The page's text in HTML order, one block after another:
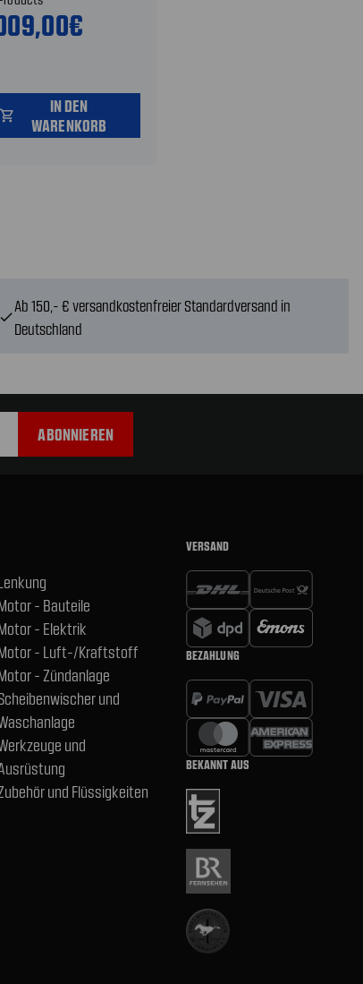
shopping_cart
IN DEN
WARENKORB
check
Ab 150,- € versandkostenfreier Standardversand in
Deutschland
- Bauteile
- Elektrik
- Luft-/Kraftstoff
- Zündanlage
und
und
und Flüssigkeiten
VERSAND
BEZAHLUNG
BEKANNT AUS